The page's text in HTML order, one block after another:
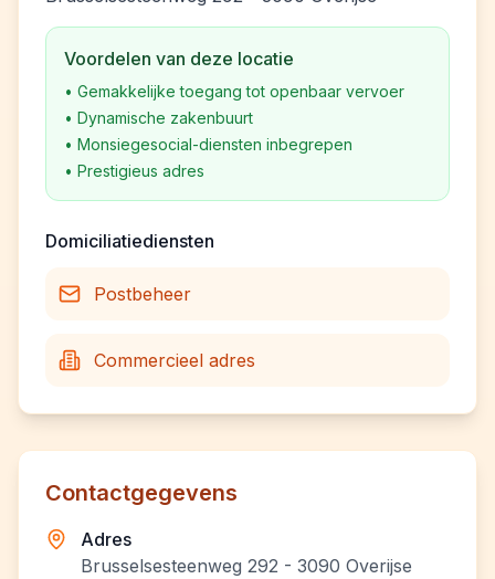
Voordelen van deze locatie
• Gemakkelijke toegang tot openbaar vervoer
• Dynamische zakenbuurt
• Monsiegesocial-diensten inbegrepen
• Prestigieus adres
Domiciliatiediensten
Postbeheer
Commercieel adres
Contactgegevens
Adres
Brusselsesteenweg 292 - 3090 Overijse